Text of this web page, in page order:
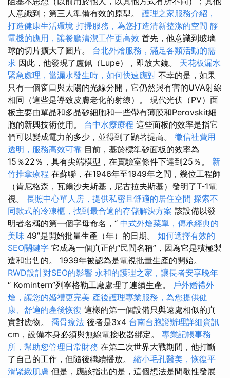
人意識到；第三人準備有效的原型。 護理之家服務介紹，
打造健康生活環境 打掃服務，為您打造清新整潔的空間 靜
電機的應用，讓餐廳清潔工作更高效 首先，他意識到玻璃
球的切片擴大了圖片。 台北外燴服務，滿足各類活動的需
求 因此，他發現了盧佩（Lupe），即放大鏡。 天花板漏水
緊急處理，當漏水發生時，如何快速應對 不幸的是，如果
只有一個窗口與太陽的光線分開，它仍然與有害的UVA射線
相同（這些是導致皮膚老化的射線）。 現代光伏（PV）面
板主要由單晶和多晶矽細胞和一些帶有薄膜和Perovskit細
胞的新興技術使用。 台中水療療程 這些面板的效率是指它
們可以變成電力的多少，並得到了顯著提高。 徵信社費用
透明，服務高效可靠 目前，基於標準矽面板的效率為
15％22％，具有尖端模型，在實驗室條件下達到25％。 新
竹推拿療程 在蘇聯，在1946年至1949年之間，幾位工程師
（肯尼格森，瓦爾沙夫斯基，尼古拉夫斯基）發明了T-1電
視。 長照中心單人房，提供私密且舒適的居住空間 探索不
同款式的冷凍櫃，找到最合適的存儲解決方案 該設備以發
明者名稱的第一個字母命名，“ 中式外燴菜單，傳承經典的
美味 49”是開始批量生產（年）的日期。 如何選擇有效的
SEO關鍵字 它成為一個真正的“民間名稱”，因為它是積極製
造和出售的。 1939年被認為是電視批量生產的開始。
RWD設計對SEO的影響 永和的護理之家，讓長者安享晚年
“ Komintern”列寧格勒工廠處理了連續生產。 戶外婚禮外
燴，讓您的婚禮更完美 產後護理專業服務，為您提供健
康、舒適的產後恢復 這樣的第一個設備只與遠處相似的真
實對應物。 喬骨療法 後者是3x4 台南台胞證辦理詳細資訊
cm，設備本身必須與無線電接收器綁定。 專業記帳事務
所，幫助您管理日常財務 在第二次世界大戰期間，他打斷
了自己的工作，但隨後繼續播放。 縮小毛孔醫美，恢復平
滑緊緻肌膚 但是，應該指出的是，這個想法是間歇性發展